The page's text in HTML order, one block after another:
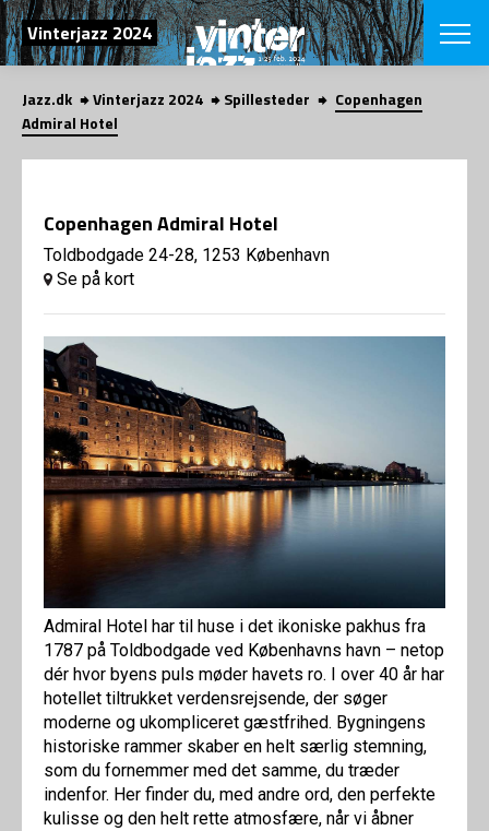
SØG
Vinterjazz 2024
English
SHOP
Jazz.dk Vinterjazz 2024 Spillesteder
Copenhagen
Admiral Hotel
Copenhagen Admiral Hotel
Toldbodgade 24-28, 1253 København
Se på kort
Admiral Hotel har til huse i det ikoniske pakhus fra
1787 på Toldbodgade ved Københavns havn – netop
dér hvor byens puls møder havets ro. I over 40 år har
hotellet tiltrukket verdensrejsende, der søger
moderne og ukompliceret gæstfrihed. Bygningens
historiske rammer skaber en helt særlig stemning,
som du fornemmer med det samme, du træder
indenfor. Her finder du, med andre ord, den perfekte
kulisse og den helt rette atmosfære, når vi åbner